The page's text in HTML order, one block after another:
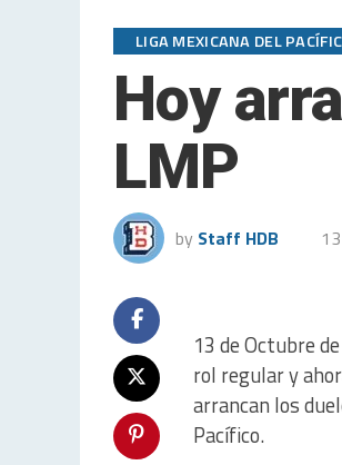
LIGA MEXICANA DEL
Hoy
LMP
by Staff HDB
13 de Octubre
rol regular y
arrancan los
Pacífico.